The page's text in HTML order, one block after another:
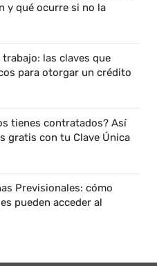
y qué ocurre si no la
las claves que
para otorgar un crédito
tienes contratados? Así
gratis con tu Clave Única
Previsionales: cómo
pueden acceder al